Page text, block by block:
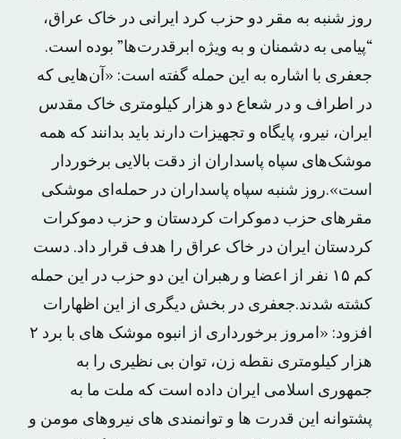
روز شنبه به مقر دو حزب کرد ایرانی در خاک عراق،
“پیامی به دشمنان و به ویژه ابرقدرت‌ها” بوده است.
جعفری با اشاره به این حمله گفته است: «آن‌هایی که
در اطراف و در شعاع دو هزار کیلومتری خاک مقدس
ایران، نیرو، پایگاه و تجهیزات دارند باید بدانند که همه
موشک‌های سپاه پاسداران از دقت بالایی برخوردار
است».روز شنبه سپاه پاسداران در حمله‌ای موشکی
مقرهای حزب دموکرات کردستان و حزب دموکرات
کردستان ایران در خاک عراق را هدف قرار داد. دست
کم ۱۵ نفر از اعضا و رهبران این دو حزب در این حمله
کشته شدند.جعفری در بخش دیگری از این اظهارات
افزود: «امروز برخورداری از انبوه موشک های با برد ۲
هزار کیلومتری نقطه زن، توان بی نظیری را به
جمهوری اسلامی ایران داده است که ملت ما به
پشتوانه این قدرت ها و توانمندی های نیروهای مومن و